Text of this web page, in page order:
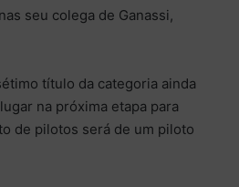
seu colega de Ganassi,
título da categoria ainda
na próxima etapa para
de pilotos será de um piloto